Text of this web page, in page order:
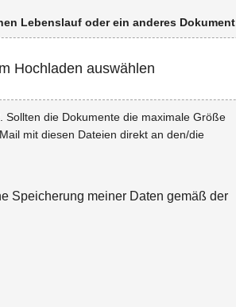
Lebenslauf oder ein anderes Dokument
Hochladen auswählen
die Dokumente die maximale Größe
mit diesen Dateien direkt an den/die
Speicherung meiner Daten gemäß der